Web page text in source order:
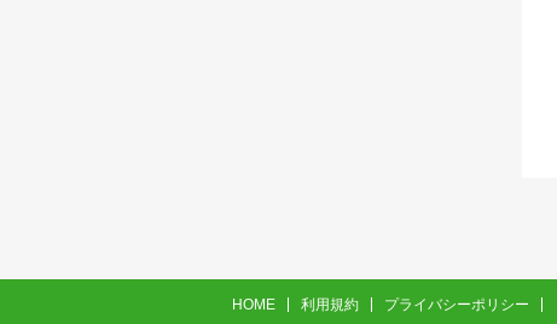
HOME 利用規約 プライバシーポリシー